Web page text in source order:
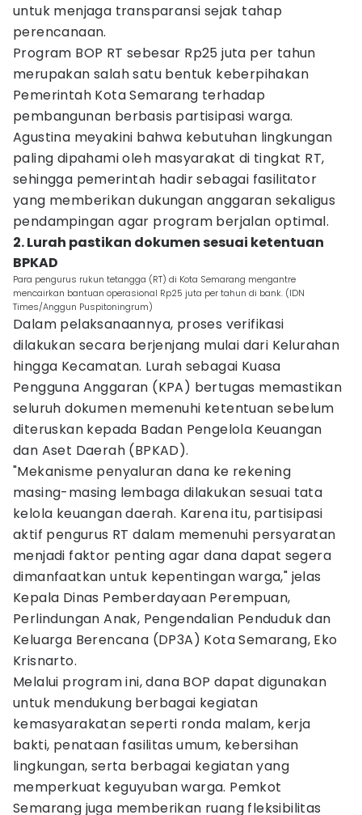
untuk menjaga transparansi sejak tahap
perencanaan.
Program BOP RT sebesar Rp25 juta per tahun
merupakan salah satu bentuk keberpihakan
Pemerintah Kota Semarang terhadap
pembangunan berbasis partisipasi warga.
Agustina meyakini bahwa kebutuhan lingkungan
paling dipahami oleh masyarakat di tingkat RT,
sehingga pemerintah hadir sebagai fasilitator
yang memberikan dukungan anggaran sekaligus
pendampingan agar program berjalan optimal.
2. Lurah pastikan dokumen sesuai ketentuan
BPKAD
Para pengurus rukun tetangga (RT) di Kota Semarang mengantre
mencairkan bantuan operasional Rp25 juta per tahun di bank. (IDN
Times/Anggun Puspitoningrum)
Dalam pelaksanaannya, proses verifikasi
dilakukan secara berjenjang mulai dari Kelurahan
hingga Kecamatan. Lurah sebagai Kuasa
Pengguna Anggaran (KPA) bertugas memastikan
seluruh dokumen memenuhi ketentuan sebelum
diteruskan kepada Badan Pengelola Keuangan
dan Aset Daerah (BPKAD).
"Mekanisme penyaluran dana ke rekening
masing-masing lembaga dilakukan sesuai tata
kelola keuangan daerah. Karena itu, partisipasi
aktif pengurus RT dalam memenuhi persyaratan
menjadi faktor penting agar dana dapat segera
dimanfaatkan untuk kepentingan warga," jelas
Kepala Dinas Pemberdayaan Perempuan,
Perlindungan Anak, Pengendalian Penduduk dan
Keluarga Berencana (DP3A) Kota Semarang, Eko
Krisnarto.
Melalui program ini, dana BOP dapat digunakan
untuk mendukung berbagai kegiatan
kemasyarakatan seperti ronda malam, kerja
bakti, penataan fasilitas umum, kebersihan
lingkungan, serta berbagai kegiatan yang
memperkuat keguyuban warga. Pemkot
Semarang juga memberikan ruang fleksibilitas